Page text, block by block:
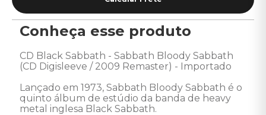
Conheça esse produto
CD Black Sabbath - Sabbath Bloody Sabbath
(CD Digisleeve / 2009 Remaster) - Importado
Lançado em 1973, Sabbath Bloody Sabbath é o
quinto álbum de estúdio da banda de heavy
metal inglesa Black Sabbath.